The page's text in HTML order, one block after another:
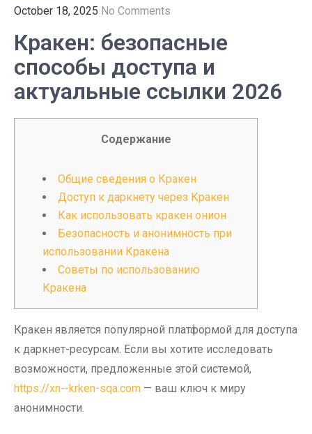
October 18, 2025 No Comments
Кракен: безопасные
способы доступа и
актуальные ссылки 2026
Содержание
Общие сведения о Кракен
Доступ к даркнету через Кракен
Как использовать кракен онион
Безопасность и анонимность при
использовании Кракена
Советы по использованию
Кракена
Кракен является популярной платформой для доступа
к даркнет-ресурсам. Если вы хотите исследовать
возможности, предложенные этой системой,
https://xn--krken-sqa.com — ваш ключ к миру
анонимности.